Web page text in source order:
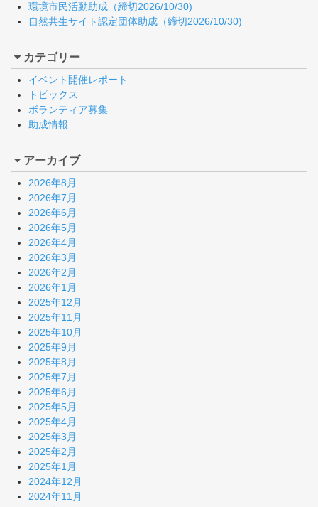
環境市民活動助成（締切2026/10/30)
自然共生サイト認定団体助成（締切2026/10/30)
カテゴリー
イベント開催レポート
トピックス
ボランティア募集
助成情報
アーカイブ
2026年8月
2026年7月
2026年6月
2026年5月
2026年4月
2026年3月
2026年2月
2026年1月
2025年12月
2025年11月
2025年10月
2025年9月
2025年8月
2025年7月
2025年6月
2025年5月
2025年4月
2025年3月
2025年2月
2025年1月
2024年12月
2024年11月